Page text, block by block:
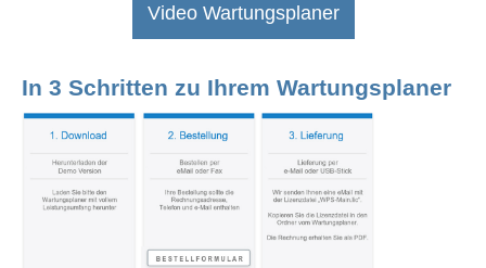
Video Wartungsplaner
In 3 Schritten zu Ihrem Wartungsplaner